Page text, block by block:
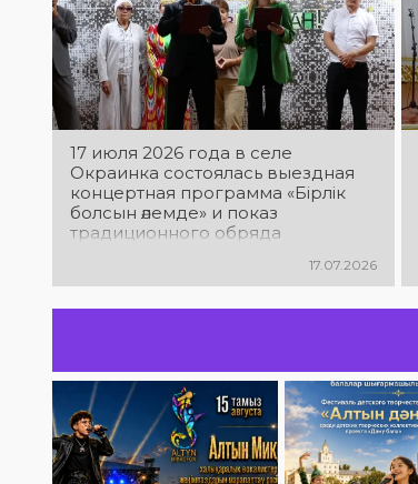
17 июля 2026 года в селе
Окраинка состоялась выездная
концертная программа «Бірлік
болсын әлемде» и показ
традиционного обряда
творческий коллектив районного
Дома культуры
17.07.2026